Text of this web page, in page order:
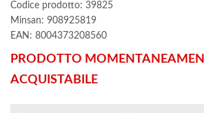
Codice prodotto: 39825
Minsan: 908925819
EAN: 8004373208560
PRODOTTO
ACQUISTABILE